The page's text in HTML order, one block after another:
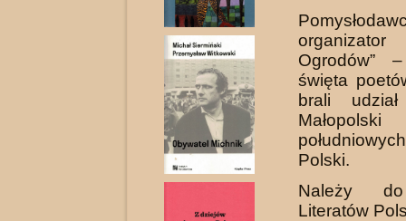
organizator
Ogrodów”
święta
brali
Polski.
Należy
Literatów